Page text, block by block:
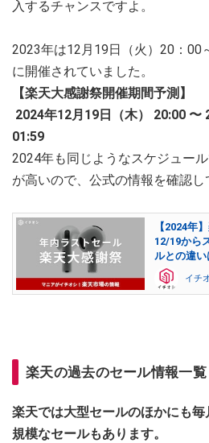
入するチャンスですよ。
2023年は12月19日（火）20：00
に開催されていました。
【楽天大感謝祭開催期間予測】
2024年12月19日（木） 20:00 〜
01:59
2024年も同じようなスケジュー
が高いので、公式の情報を確認し
【2024年
12/19から
ルとの違
イチ
楽天の過去のセール情報一覧
楽天では大型セールのほかにも
規模なセールもあります。